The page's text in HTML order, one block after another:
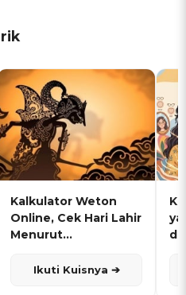
Kalkulator Weton
Online, Cek Hari Lahir
Menurut
Ikuti Kuisnya ➔